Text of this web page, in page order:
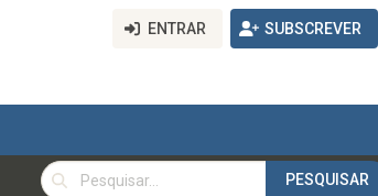
ENTRAR SUBSCREVER
PESQUISAR
PESQUISAR